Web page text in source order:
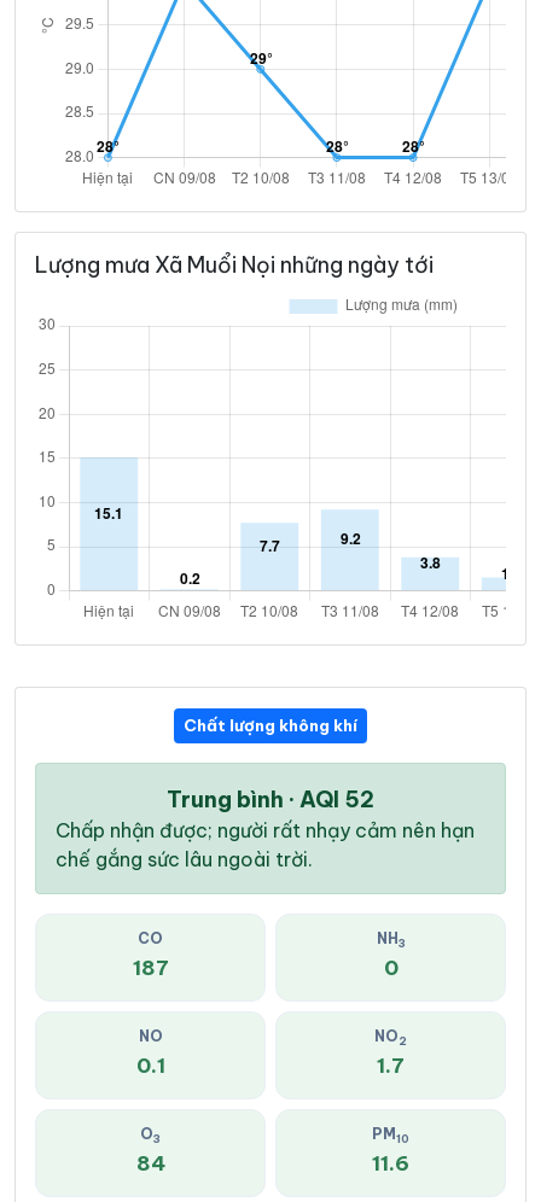
Lượng mưa Xã Muổi Nọi những ngày tới
Chất lượng không khí
Trung bình · AQI 52
Chấp nhận được; người rất nhạy cảm nên hạn
chế gắng sức lâu ngoài trời.
CO
187
NH 3
0
NO
0.1
NO2
1.7
O3
84
PM 10
11.6